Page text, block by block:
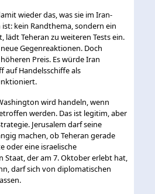
wieder das, was sie im Iran-
kein Randthema, sondern ein
lädt Teheran zu weiteren Tests ein.
Gegenreaktionen. Doch
Preis. Es würde Iran
auf Handelsschiffe als
wird handeln, wenn
werden. Das ist legitim, aber
Jerusalem darf seine
machen, ob Teheran gerade
oder eine israelische
Staat, der am 7. Oktober erlebt hat,
darf sich von diplomatischen